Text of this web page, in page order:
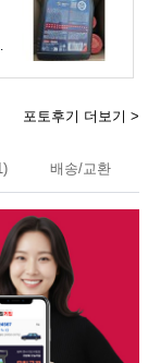
포토후기 더보기 >
배송/교환